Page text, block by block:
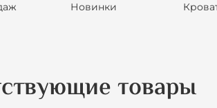
Новинки
товары